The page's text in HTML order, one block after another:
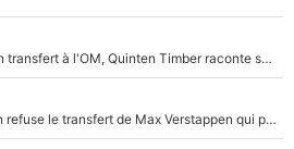
En plein cauchemar après son transfert à l'OM, Quinten Timber raconte ses doutes après sa signature à Marseille
F1 - Une légende de McLaren refuse le transfert de Max Verstappen qui pourrait «faire des vagues» et plomber l'ambiance dans l'équipe